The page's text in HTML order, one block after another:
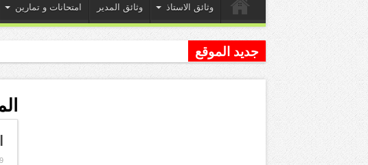
وثائق الاستاذ وثائق المدير امتحانات و تمارين
جديد الموقع
19